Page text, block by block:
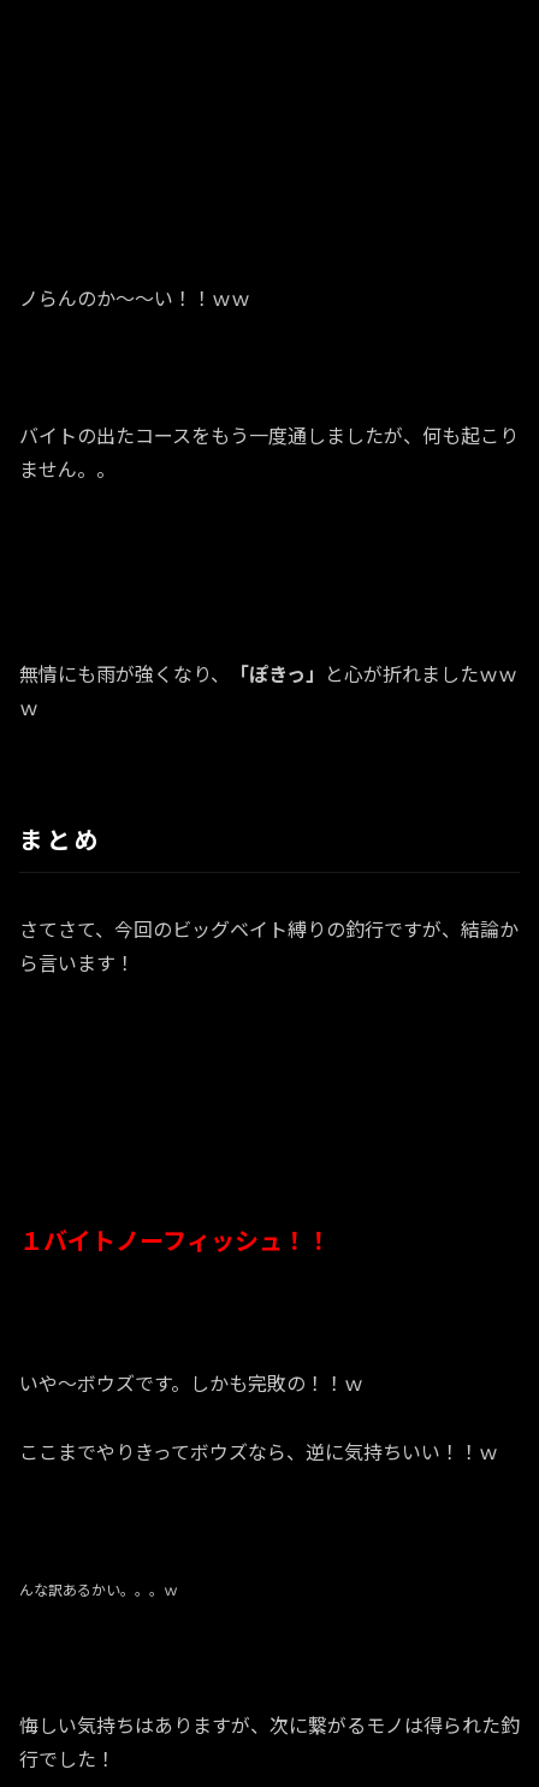
ノらんのか～～い！！ｗｗ
バイトの出たコースをもう一度通しましたが、何も起こり
ません。。
無情にも雨が強くなり、 「ぽきっ」 と心が折れましたｗｗ
ｗ
まとめ
さてさて、今回のビッグベイト縛りの釣行ですが、結論か
ら言います！
１バイトノーフィッシュ！！
いや～ボウズです。しかも完敗の！！ｗ
ここまでやりきってボウズなら、逆に気持ちいい！！ｗ
んな訳あるかい。。。ｗ
悔しい気持ちはありますが、次に繋がるモノは得られた釣
行でした！